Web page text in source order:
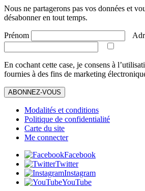
Nous ne partagerons pas vos données et
désabonner en tout temps.
Prénom
En cochant cette case, je consens à
fournies à des fins de marketing
ABONNEZ-VOUS
Modalités et conditions
Politique de confidentialité
Carte du site
Me connecter
Facebook
Twitter
Instagram
YouTube